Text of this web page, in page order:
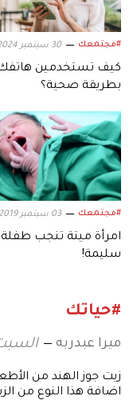
#مجتمعك 30 سبتمبر 2024
كيف تستخدمين هاتفك
بطريقة صحية؟
#مجتمعك 03 سبتمبر 2019
امرأة ميتة تنجب طفلة
سليمة!
#حياتك
ميرا عبدربه السبت 14 مايو 2016
زيت جوز الهند من
اضافة هذا النوع من